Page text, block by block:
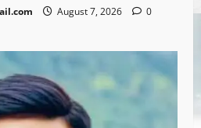
August 7, 2026
0